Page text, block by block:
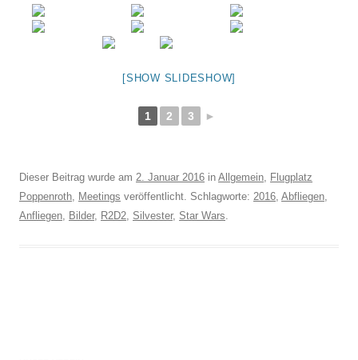
[SHOW SLIDESHOW]
1 2 3 ►
Dieser Beitrag wurde am 2. Januar 2016 in Allgemein, Flugplatz
Poppenroth, Meetings veröffentlicht. Schlagworte: 2016, Abfliegen,
Anfliegen, Bilder, R2D2, Silvester, Star Wars.